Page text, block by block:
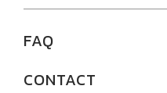
FAQ
CONTACT